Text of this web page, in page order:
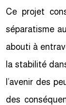
Ce projet
séparatisme
abouti à
la stabilité
l’avenir des
des